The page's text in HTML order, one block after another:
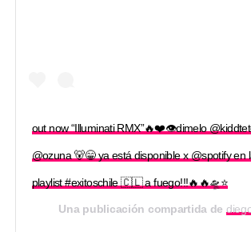
out now “Illuminati RMX”🔥❤️👁dimelo
@ozuna 🐻😁 ya está disponible x @spotify en
playlist #exitoschile 🇨🇱 a fuego!!!🔥🔥🛸⭐️
Una publicación compartida de diego